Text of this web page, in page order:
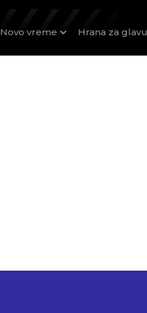
Novo vreme Hrana za glavu